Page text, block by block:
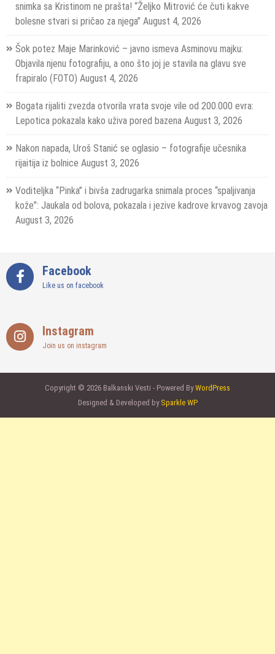
snimka sa Kristinom ne prašta! “Željko Mitrović će čuti kakve
bolesne stvari si pričao za njega” August 4, 2026
Šok potez Maje Marinković – javno ismeva Asminovu majku:
Objavila njenu fotografiju, a ono što joj je stavila na glavu sve
frapiralo (FOTO) August 4, 2026
Bogata rijaliti zvezda otvorila vrata svoje vile od 200.000 evra:
Lepotica pokazala kako uživa pored bazena August 3, 2026
Nakon napada, Uroš Stanić se oglasio – fotografije učesnika
rijaitija iz bolnice August 3, 2026
Voditeljka “Pinka” i bivša zadrugarka snimala proces “spaljivanja
kože”: Jaukala od bolova, pokazala i jezive kadrove krvavog zavoja
August 3, 2026
Facebook
Like us on facebook
Instagram
Join us on instagram
Copyright © 2026 Balkanski Vesti - Powered ByWordPress
Designed & Developed by Sparkle WP